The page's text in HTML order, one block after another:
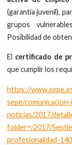
(garantía juvenil),
grupos
Posibilidad de
El certificado de
que cumplir los
https://
sepe/
noticias/2017/
folder=/2017/
profesionalidad-